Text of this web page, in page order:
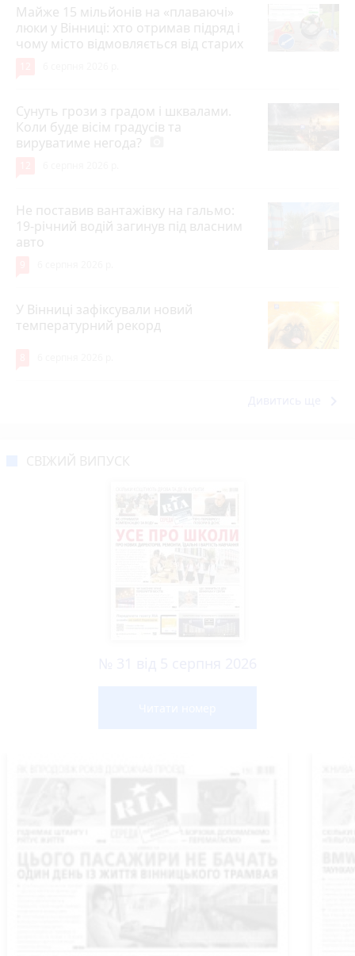
Майже 15 мільйонів на «плаваючі»
люки у Вінниці: хто отримав підряд і
чому місто відмовляється від старих
Сунуть грози з градом і шквалами.
Коли буде вісім градусів та
вируватиме негода?
Не поставив вантажівку на гальмо:
19-річний водій загинув під власним
авто
У Вінниці зафіксували новий
температурний рекорд